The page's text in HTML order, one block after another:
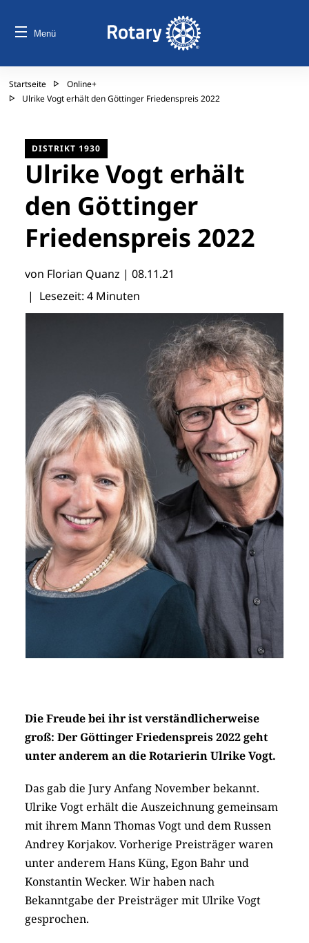
Menü
Startseite
Online+
Ulrike Vogt erhält den Göttinger Friedenspreis 2022
DISTRIKT 1930
Ulrike Vogt erhält
den Göttinger
Friedenspreis 2022
von Florian Quanz | 08.11.21
| Lesezeit: 4 Minuten
Die Freude bei ihr ist verständlicherweise
groß: Der Göttinger Friedenspreis 2022 geht
unter anderem an die Rotarierin Ulrike Vogt.
Das gab die Jury Anfang November bekannt.
Ulrike Vogt erhält die Auszeichnung gemeinsam
mit ihrem Mann Thomas Vogt und dem Russen
Andrey Korjakov. Vorherige Preisträger waren
unter anderem Hans Küng, Egon Bahr und
Konstantin Wecker. Wir haben nach
Bekanntgabe der Preisträger mit Ulrike Vogt
gesprochen.